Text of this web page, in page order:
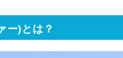
ー)とは？